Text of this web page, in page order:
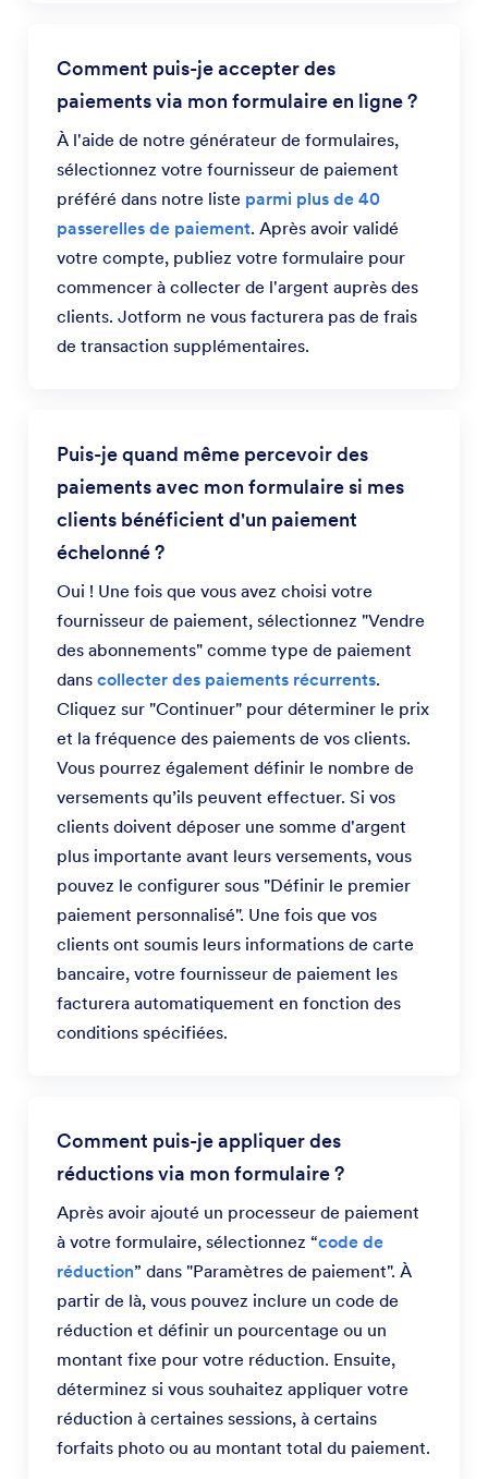
Comment puis-je accepter des
paiements via mon formulaire en ligne ?
À l'aide de notre générateur de formulaires,
sélectionnez votre fournisseur de paiement
préféré dans notre liste parmi plus de 40
passerelles de paiement. Après avoir validé
votre compte, publiez votre formulaire pour
commencer à collecter de l'argent auprès des
clients. Jotform ne vous facturera pas de frais
de transaction supplémentaires.
Puis-je quand même percevoir des
paiements avec mon formulaire si mes
clients bénéficient d'un paiement
échelonné ?
Oui ! Une fois que vous avez choisi votre
fournisseur de paiement, sélectionnez "Vendre
des abonnements" comme type de paiement
danscollecter des paiements récurrents.
Cliquez sur "Continuer" pour déterminer le prix
et la fréquence des paiements de vos clients.
Vous pourrez également définir le nombre de
versements qu’ils peuvent effectuer. Si vos
clients doivent déposer une somme d'argent
plus importante avant leurs versements, vous
pouvez le configurer sous "Définir le premier
paiement personnalisé". Une fois que vos
clients ont soumis leurs informations de carte
bancaire, votre fournisseur de paiement les
facturera automatiquement en fonction des
conditions spécifiées.
Comment puis-je appliquer des
réductions via mon formulaire ?
Après avoir ajouté un processeur de paiement
à votre formulaire, sélectionnez “code de
réduction” dans "Paramètres de paiement". À
partir de là, vous pouvez inclure un code de
réduction et définir un pourcentage ou un
montant fixe pour votre réduction. Ensuite,
déterminez si vous souhaitez appliquer votre
réduction à certaines sessions, à certains
forfaits photo ou au montant total du paiement.